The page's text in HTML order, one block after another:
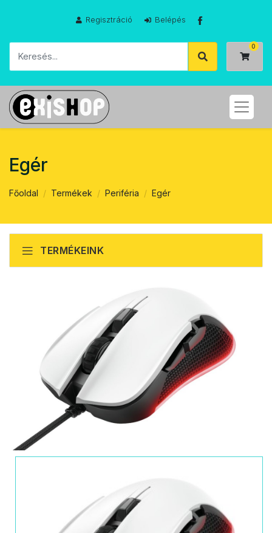
Regisztráció Belépés
Egér
Főoldal Termékek Periféria Egér
TERMÉKEINK